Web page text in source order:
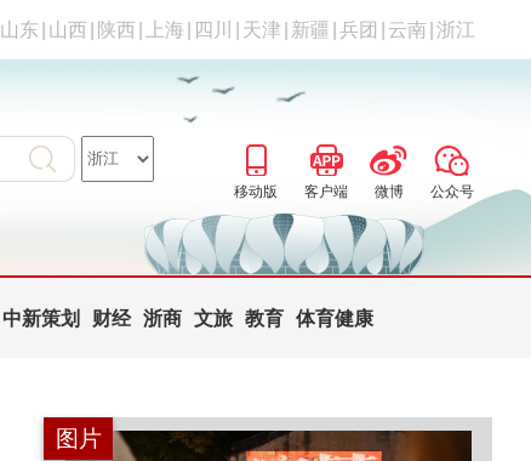
山东 山西 陕西 上海 四川 天津 新疆 兵团 云南 浙江
移动版 客户端 微博 公众号
中新策划 财经 浙商 文旅 教育 体育健康
图片